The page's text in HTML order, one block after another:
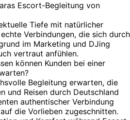
Escort-Begleitung von
Tiefe mit natürlicher
Verbindungen, die sich durch
im Marketing und DJing
vertraut anfühlen.
können Kunden bei einer
Begleitung erwarten, die
und Reisen durch Deutschland
authentischer Verbindung
die Vorlieben zugeschnitten.